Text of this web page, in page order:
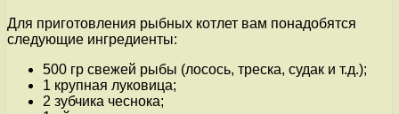
Для приготовления рыбных котлет вам понадобятся
следующие ингредиенты:
500 гр свежей рыбы (лосось, треска, судак и т.д.);
1 крупная луковица;
2 зубчика чеснока;